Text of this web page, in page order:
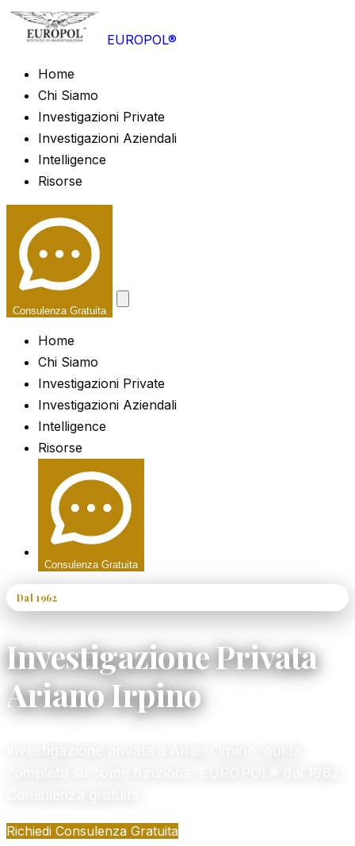
EUROPOL®
Home
Chi Siamo
Investigazioni Private
Investigazioni Aziendali
Intelligence
Risorse
Consulenza Gratuita
Home
Chi Siamo
Investigazioni Private
Investigazioni Aziendali
Intelligence
Risorse
Consulenza Gratuita
Dal 1962
Investigazione Privata
Ariano Irpino
Richiedi Consulenza Gratuita